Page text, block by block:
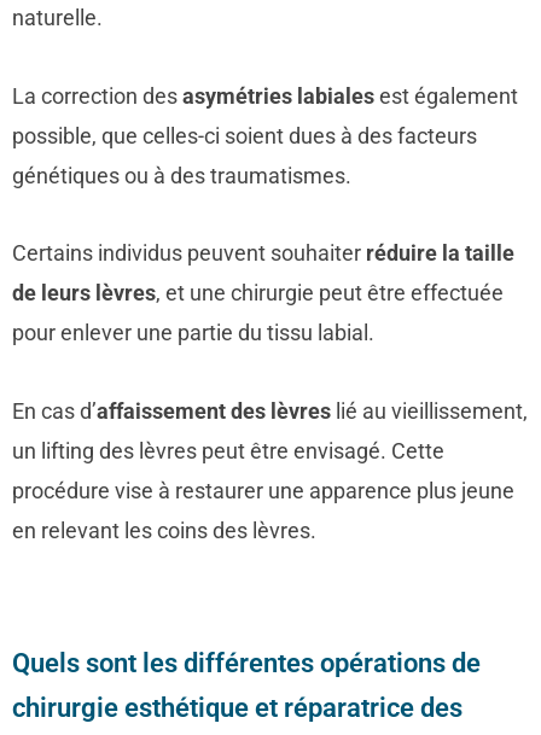
naturelle.
La correction desasymétries labialesest également
possible, que celles-ci soient dues à des facteurs
génétiques ou à des traumatismes.
Certains individus peuvent souhaiter réduire la taille
de leurs lèvres, et une chirurgie peut être effectuée
pour enlever une partie du tissu labial.
En cas d’affaissement des lèvres lié au vieillissement,
un lifting des lèvres peut être envisagé. Cette
procédure vise à restaurer une apparence plus jeune
en relevant les coins des lèvres.
Quels sont les différentes opérations de
chirurgie esthétique et réparatrice des